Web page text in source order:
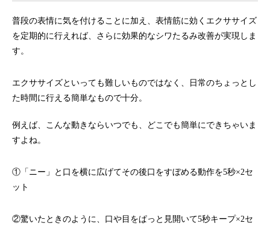
普段の表情に気を付けることに加え、表情筋に効くエクササイズ
を定期的に行えれば、さらに効果的なシワたるみ改善が実現しま
す。
エクササイズといっても難しいものではなく、日常のちょっとし
た時間に行える簡単なもので十分。
例えば、こんな動きならいつでも、どこでも簡単にできちゃいま
すよね。
①「ニー」と口を横に広げてその後口をすぼめる動作を5秒×2セ
ット
②驚いたときのように、口や目をぱっと見開いて5秒キープ×2セ